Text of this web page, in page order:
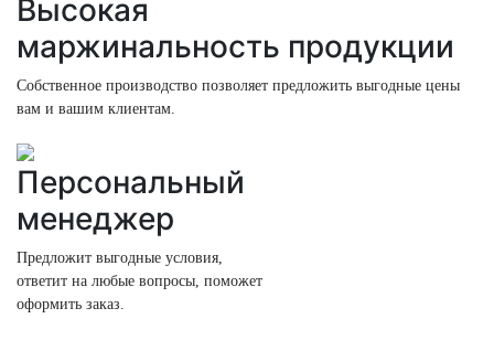
Высокая
маржинальность продукции
Собственное производство позволяет предложить выгодные цены
вам и вашим клиентам.
Персональный
менеджер
Предложит выгодные условия,
ответит на любые вопросы, поможет
оформить заказ.